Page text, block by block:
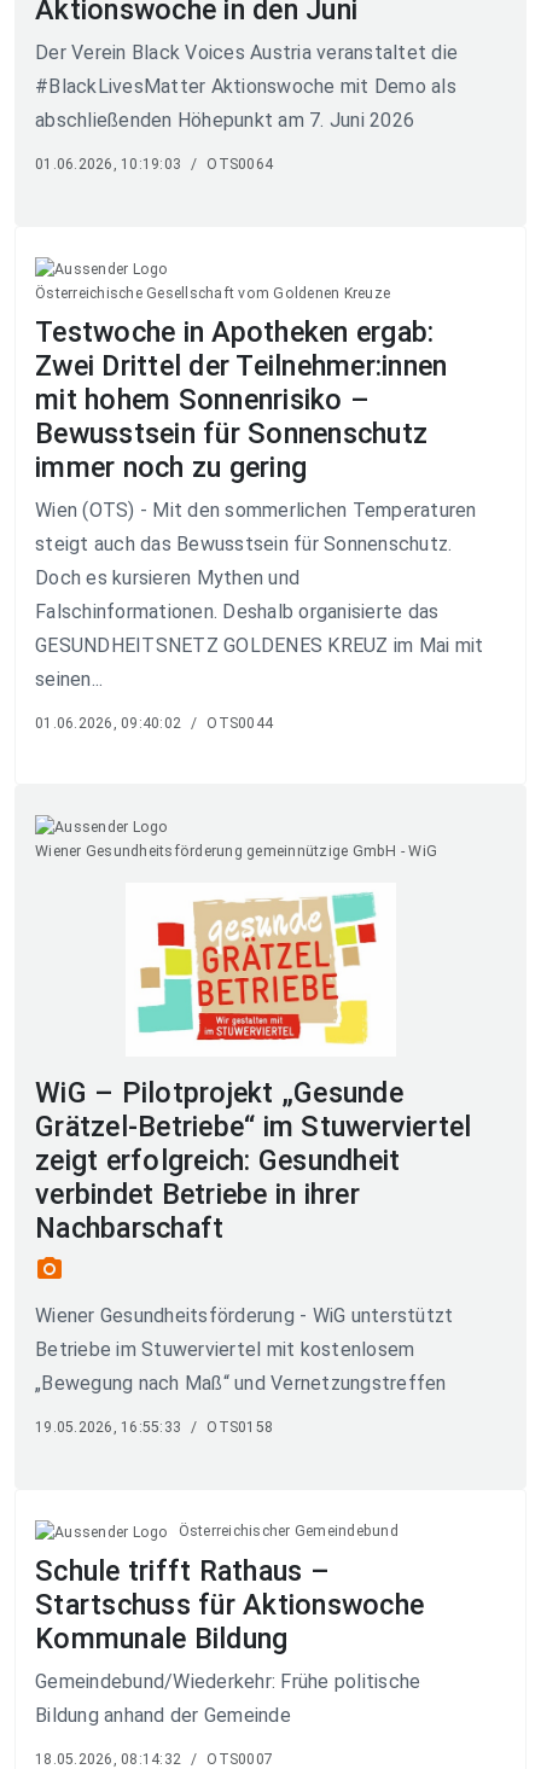
Aktionswoche in den Juni
Der Verein Black Voices Austria veranstaltet die
#BlackLivesMatter Aktionswoche mit Demo als
abschließenden Höhepunkt am 7. Juni 2026
01.06.2026, 10:19:03 / OTS0064
Österreichische Gesellschaft vom Goldenen Kreuze
Testwoche in Apotheken ergab:
Zwei Drittel der Teilnehmer:innen
mit hohem Sonnenrisiko –
Bewusstsein für Sonnenschutz
immer noch zu gering
Wien (OTS) - Mit den sommerlichen Temperaturen
steigt auch das Bewusstsein für Sonnenschutz.
Doch es kursieren Mythen und
Falschinformationen. Deshalb organisierte das
GESUNDHEITSNETZ GOLDENES KREUZ im Mai mit
seinen...
01.06.2026, 09:40:02 / OTS0044
Wiener Gesundheitsförderung gemeinnützige GmbH - WiG
WiG – Pilotprojekt „Gesunde
Grätzel-Betriebe“ im Stuwerviertel
zeigt erfolgreich: Gesundheit
verbindet Betriebe in ihrer
Nachbarschaft
photo_camera
Wiener Gesundheitsförderung - WiG unterstützt
Betriebe im Stuwerviertel mit kostenlosem
„Bewegung nach Maß“ und Vernetzungstreffen
19.05.2026, 16:55:33 / OTS0158
Österreichischer Gemeindebund
Schule trifft Rathaus –
Startschuss für Aktionswoche
Kommunale Bildung
Gemeindebund/Wiederkehr: Frühe politische
Bildung anhand der Gemeinde
18.05.2026, 08:14:32 / OTS0007